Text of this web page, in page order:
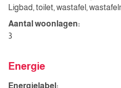
Ligbad, toilet, wastafel,
Aantal woonlagen:
3
Energie
Energielabel: